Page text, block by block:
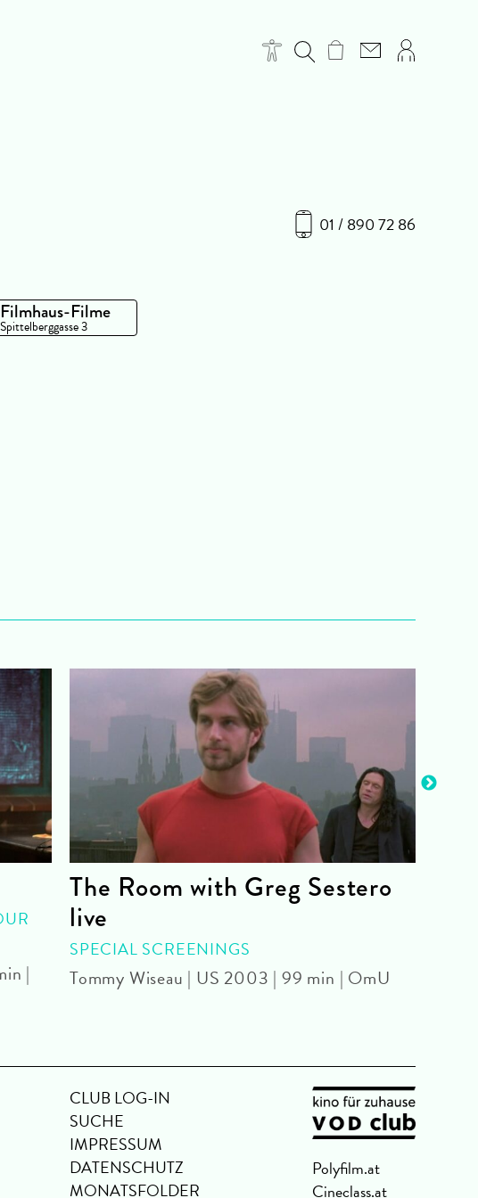
01 / 890 72 86
Filmhaus-Filme
Spittelberggasse 3
|
The Room with Greg Sestero
live
SPECIAL SCREENINGS
Tommy Wiseau | US 2003 | 99 min | OmU
CLUB LOG-IN
SUCHE
IMPRESSUM
DATENSCHUTZ
MONATSFOLDER
Polyfilm.at
Cineclass.at